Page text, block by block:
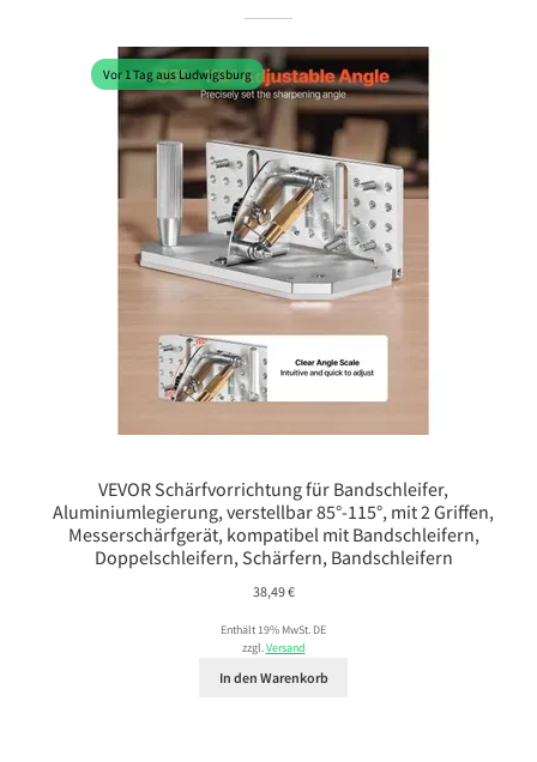
Vor 1 Tag aus Ludwigsburg
VEVOR Schärfvorrichtung für Bandschleifer,
Aluminiumlegierung, verstellbar 85°-115°, mit 2 Griffen,
Messerschärfgerät, kompatibel mit Bandschleifern,
Doppelschleifern, Schärfern, Bandschleifern
38,49€
Enthält 19% MwSt. DE
zzgl.Versand
In den Warenkorb